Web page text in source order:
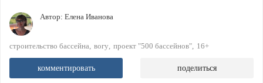
Автор: Елена Иванова
строительство бассейна вогу проект "500 бассейнов" 16+
комментировать поделиться